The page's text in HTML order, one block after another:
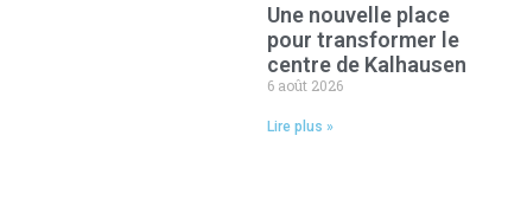
Une nouvelle place
pour transformer le
centre de Kalhausen
6 août 2026
Lire plus »